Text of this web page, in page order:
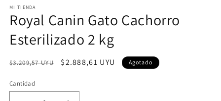
multimedia
1
en
ventana
modal
MI TIENDA
Royal Canin Gato Cachorro
Esterilizado 2 kg
Precio
$3.209,57 UYU
Precio
$2.888,61 UYU Agotado
Cantidad